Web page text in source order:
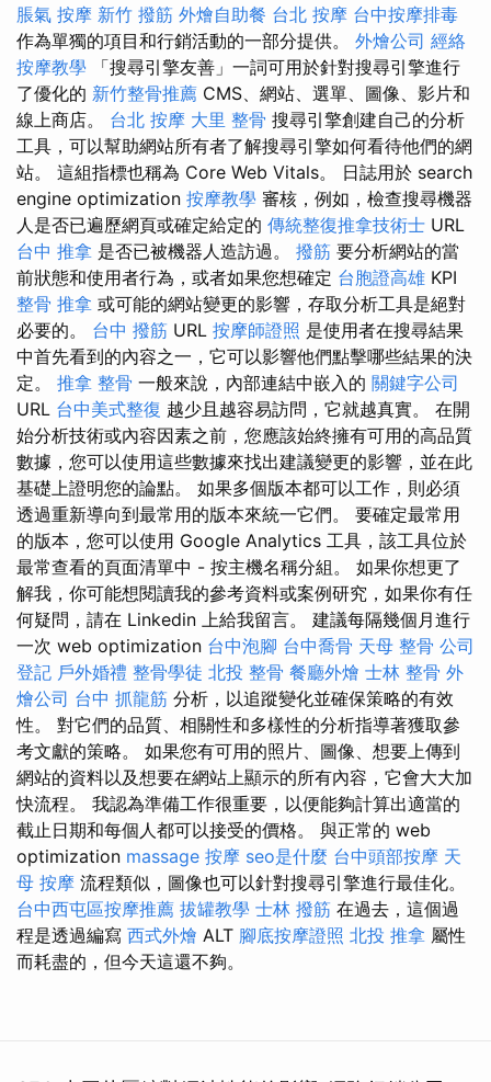
脹氣 按摩 新竹 撥筋 外燴自助餐 台北 按摩 台中按摩排毒
作為單獨的項目和行銷活動的一部分提供。 外燴公司 經絡
按摩教學 「搜尋引擎友善」一詞可用於針對搜尋引擎進行
了優化的 新竹整骨推薦 CMS、網站、選單、圖像、影片和
線上商店。 台北 按摩 大里 整骨 搜尋引擎創建自己的分析
工具，可以幫助網站所有者了解搜尋引擎如何看待他們的網
站。 這組指標也稱為 Core Web Vitals。 日誌用於 search
engine optimization 按摩教學 審核，例如，檢查搜尋機器
人是否已遍歷網頁或確定給定的 傳統整復推拿技術士 URL
台中 推拿 是否已被機器人造訪過。 撥筋 要分析網站的當
前狀態和使用者行為，或者如果您想確定 台胞證高雄 KPI
整骨 推拿 或可能的網站變更的影響，存取分析工具是絕對
必要的。 台中 撥筋 URL 按摩師證照 是使用者在搜尋結果
中首先看到的內容之一，它可以影響他們點擊哪些結果的決
定。 推拿 整骨 一般來說，內部連結中嵌入的 關鍵字公司
URL 台中美式整復 越少且越容易訪問，它就越真實。 在開
始分析技術或內容因素之前，您應該始終擁有可用的高品質
數據，您可以使用這些數據來找出建議變更的影響，並在此
基礎上證明您的論點。 如果多個版本都可以工作，則必須
透過重新導向到最常用的版本來統一它們。 要確定最常用
的版本，您可以使用 Google Analytics 工具，該工具位於
最常查看的頁面清單中 - 按主機名稱分組。 如果你想更了
解我，你可能想閱讀我的參考資料或案例研究，如果你有任
何疑問，請在 Linkedin 上給我留言。 ‍建議每隔幾個月進行
一次 web optimization 台中泡腳 台中喬骨 天母 整骨 公司
登記 戶外婚禮 整骨學徒 北投 整骨 餐廳外燴 士林 整骨 外
燴公司 台中 抓龍筋 分析，以追蹤變化並確保策略的有效
性。 對它們的品質、相關性和多樣性的分析指導著獲取參
考文獻的策略。 如果您有可用的照片、圖像、想要上傳到
網站的資料以及想要在網站上顯示的所有內容，它會大大加
快流程。 我認為準備工作很重要，以便能夠計算出適當的
截止日期和每個人都可以接受的價格。 與正常的 web
optimization massage 按摩 seo是什麼 台中頭部按摩 天
母 按摩 流程類似，圖像也可以針對搜尋引擎進行最佳化。
台中西屯區按摩推薦 拔罐教學 士林 撥筋 在過去，這個過
程是透過編寫 西式外燴 ALT 腳底按摩證照 北投 推拿 屬性
而耗盡的，但今天這還不夠。